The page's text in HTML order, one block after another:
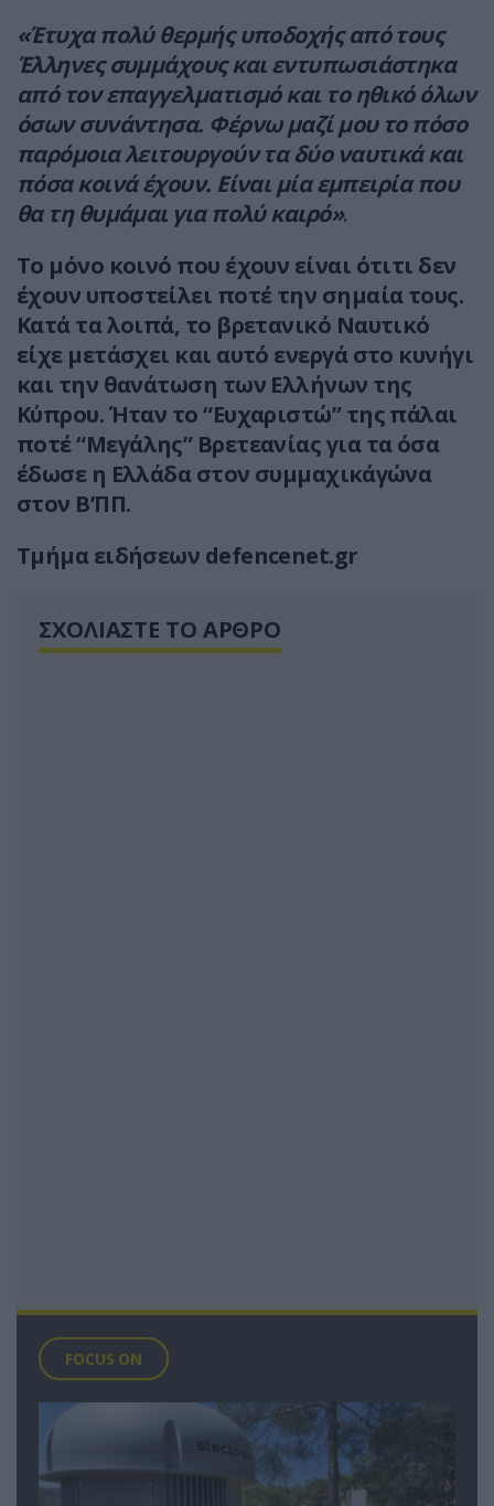
«Έτυχα πολύ θερμής υποδοχής από τους
Έλληνες συμμάχους και εντυπωσιάστηκα
από τον επαγγελματισμό και το ηθικό όλων
όσων συνάντησα. Φέρνω μαζί μου το πόσο
παρόμοια λειτουργούν τα δύο ναυτικά και
πόσα κοινά έχουν. Είναι μία εμπειρία που
θα τη θυμάμαι για πολύ καιρό».
Το μόνο κοινό που έχουν είναι ότιτι δεν
έχουν υποστείλει ποτέ την σημαία τους.
Κατά τα λοιπά, το βρετανικό Ναυτικό
είχε μετάσχει και αυτό ενεργά στο κυνήγι
και την θανάτωση των Ελλήνων της
Κύπρου. Ήταν το “Ευχαριστώ” της πάλαι
ποτέ “Μεγάλης” Βρετεανίας για τα όσα
έδωσε η Ελλάδα στον συμμαχικ΄αγώνα
στον Β’ΠΠ.
Τμήμα ειδήσεων defencenet.gr
ΣΧΟΛΙΑΣΤΕ ΤΟ ΑΡΘΡΟ
FOCUS ON